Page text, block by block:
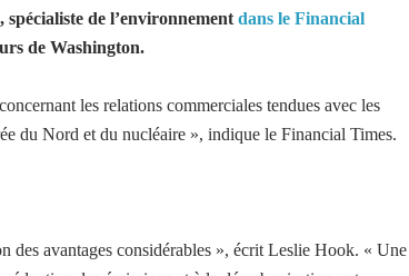
de l’environnement dans le Financial
de Washington.
les relations commerciales tendues avec les
du Nord et du nucléaire », indique le Financial Times.
des avantages considérables », écrit Leslie Hook. « Une